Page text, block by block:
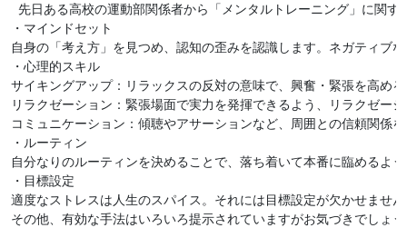
先日ある高校の運動部関係者から「メンタルトレーニング」に関
・マインドセット
自身の「考え方」を見つめ、認知の歪みを認識します。ネガティブ
・心理的スキル
サイキングアップ：リラックスの反対の意味で、興奮・緊張を高め
リラクゼーション：緊張場面で実力を発揮できるよう、リラクゼー
コミュニケーション：傾聴やアサーションなど、周囲との信頼関係
・ルーティン
自分なりのルーティンを決めることで、落ち着いて本番に臨めるよ
・目標設定
適度なストレスは人生のスパイス。それには目標設定が欠かせませ
その他、有効な手法はいろいろ提示されていますがお気づきでしょ